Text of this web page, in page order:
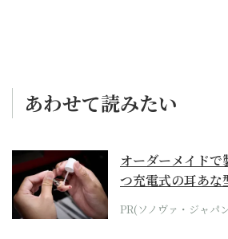
あわせて読みたい
オーダーメイドで
つ充電式の耳あな
PR(ソノヴァ・ジャパ